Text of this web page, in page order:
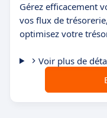
Gérez efficacement
vos flux de
optimisez votre
Voir plus de